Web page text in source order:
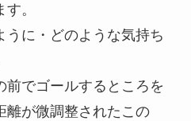
。
うに・どのような気持ち
前でゴールするところを
離が微調整されたこの